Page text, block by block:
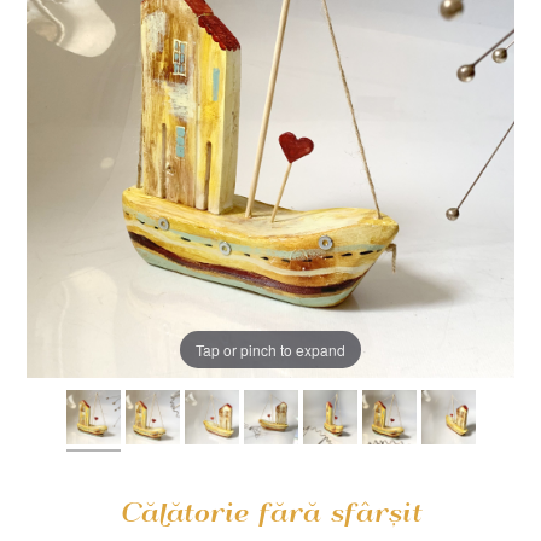
Tap or pinch to expand
Călătorie fără sfârșit